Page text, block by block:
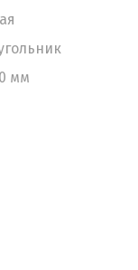
мм